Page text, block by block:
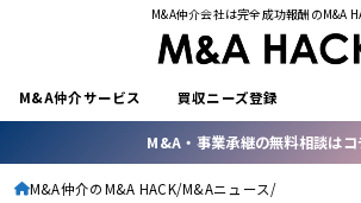
M&A仲介会社は完全成功報酬のM&A
M&A仲介サービス 買収ニーズ登録
M&A・事業承継の無料相談はコ
M&A仲介のM&A HACK M&Aニュース